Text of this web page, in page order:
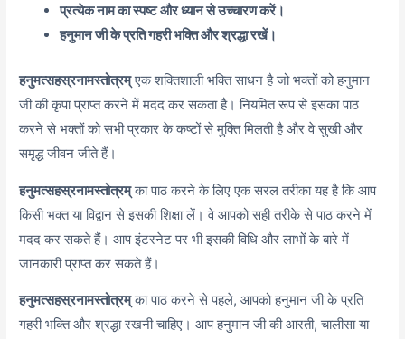
प्रत्येक नाम का स्पष्ट और ध्यान से उच्चारण करें।
हनुमान जी के प्रति गहरी भक्ति और श्रद्धा रखें।
हनुमत्सहस्रनामस्तोत्रम्एक शक्तिशाली भक्ति साधन है जो भक्तों को हनुमान
जी की कृपा प्राप्त करने में मदद कर सकता है। नियमित रूप से इसका पाठ
करने से भक्तों को सभी प्रकार के कष्टों से मुक्ति मिलती है और वे सुखी और
समृद्ध जीवन जीते हैं।
हनुमत्सहस्रनामस्तोत्रम्का पाठ करने के लिए एक सरल तरीका यह है कि आप
किसी भक्त या विद्वान से इसकी शिक्षा लें। वे आपको सही तरीके से पाठ करने में
मदद कर सकते हैं। आप इंटरनेट पर भी इसकी विधि और लाभों के बारे में
जानकारी प्राप्त कर सकते हैं।
हनुमत्सहस्रनामस्तोत्रम्का पाठ करने से पहले, आपको हनुमान जी के प्रति
गहरी भक्ति और श्रद्धा रखनी चाहिए। आप हनुमान जी की आरती, चालीसा या